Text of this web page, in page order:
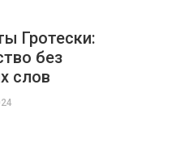
Гротески:
без
слов